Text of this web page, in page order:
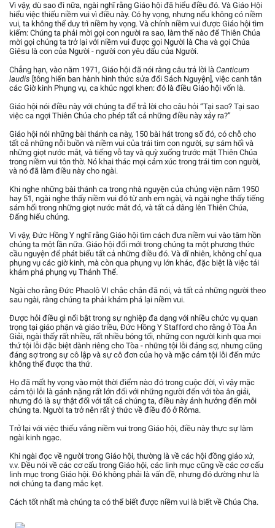
Vì vậy, dù sao đi nữa, ngài nghĩ rằng Giáo hội đã hiểu điều đó. Và Giáo Hội
hiểu việc thiếu niềm vui vì điều này. Có hy vọng, nhưng nếu không có niềm
vui, ta không thể duy trì niềm hy vọng. Và chính niềm vui được Giáo hội tìm
kiếm: Chúng ta phải mời gọi con người ra sao, làm thế nào để Thiên Chúa
mời gọi chúng ta trở lại với niềm vui được gọi Người là Cha và gọi Chúa
Giêsu là con của Người - người con yêu dấu của Người.
Chẳng hạn, vào năm 1971, Giáo hội đã nói rằng câu trả lời là Canticum
laudis [tông hiến ban hành hình thức sửa đổi Sách Nguyện], việc canh tân
các Giờ kinh Phụng vụ, ca khúc ngợi khen: đó là điều Giáo hội vốn là.
Giáo hội nói điều này với chúng ta để trả lời cho câu hỏi “Tại sao? Tại sao
việc ca ngợi Thiên Chúa cho phép tất cả những điều này xảy ra?”
Giáo hội nói những bài thánh ca này, 150 bài hát trong số đó, có chỗ cho
tất cả những nỗi buồn và niềm vui của trái tim con người, sự sám hối và
những giọt nước mắt, và tiếng vỗ tay và quỳ xuống trước mặt Thiên Chúa
trong niềm vui tôn thờ. Nó khai thác mọi cảm xúc trong trái tim con người,
và nó đã làm điều này cho ngài.
Khi nghe những bài thánh ca trong nhà nguyện của chủng viện năm 1950
hay 51, ngài nghe thấy niềm vui đó từ anh em ngài, và ngài nghe thấy tiếng
sám hối trong những giọt nước mắt đó, và tất cả dâng lên Thiên Chúa,
Đấng hiểu chúng.
Vì vậy, Đức Hồng Y nghĩ rằng Giáo hội tìm cách đưa niềm vui vào tâm hồn
chúng ta một lần nữa. Giáo hội đổi mới trong chúng ta một phương thức
cầu nguyện để phát biểu tất cả những điều đó. Và dĩ nhiên, không chỉ qua
phụng vụ các giờ kinh, mà còn qua phụng vụ lớn khác, đặc biệt là việc tái
khám phá phụng vụ Thánh Thể.
Ngài cho rằng Đức Phaolô VI chắc chắn đã nói, và tất cả những người theo
sau ngài, rằng chúng ta phải khám phá lại niềm vui.
Được hỏi điều gì nổi bật trong sự nghiệp đa dạng với nhiều chức vụ quan
trọng tại giáo phận và giáo triều, Đức Hồng Y Stafford cho rằng ở Tòa Ân
Giải, ngài thấy rất nhiều, rất nhiều bóng tối, những con người kinh qua mọi
thứ tội lỗi đặc biệt dành riêng cho Tòa - những tội lỗi đáng sợ, nhưng cũng
đáng sợ trong sự cô lập và sự cô đơn của họ và mặc cảm tội lỗi đến mức
không thể được tha thứ.
Họ đã mất hy vọng vào một thời điểm nào đó trong cuộc đời, vì vậy mặc
cảm tội lỗi là gánh nặng rất lớn đối với những người đến với tòa ân giải,
nhưng đó là sự thật đối với tất cả chúng ta, điều này ảnh hưởng đến mỗi
chúng ta. Người ta trở nên rất ý thức về điều đó ở Rôma.
Trở lại với việc thiếu vắng niềm vui trong Giáo hội, điều này thực sự làm
ngài kinh ngạc.
Khi ngài đọc về người trong Giáo hội, thường là về các hội đồng giáo xứ,
v.v. Đều nói về các cơ cấu trong Giáo hội, các linh mục cũng về các cơ cấu
linh mục trong Giáo hội. Đó không phải là vấn đề, nhưng đó dường như là
nơi chúng ta đang mắc kẹt.
Cách tốt nhất mà chúng ta có thể biết được niềm vui là biết về Chúa Cha.